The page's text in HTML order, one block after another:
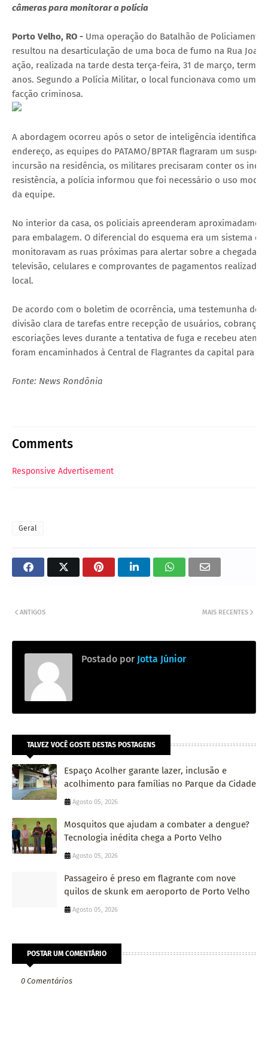
câmeras para monitorar a polícia
Porto Velho, RO - Uma operação do Batalhão de Policiamento
resultou na desarticulação de uma boca de fumo na Rua
ação, realizada na tarde desta terça-feira, 31 de março,
anos. Segundo a Polícia Militar, o local funcionava como um
facção criminosa.
A abordagem ocorreu após o setor de inteligência identificar
endereço, as equipes do PATAMO/BPTAR flagraram um
incursão na residência, os militares precisaram conter os
resistência, a polícia informou que foi necessário o uso
da equipe.
No interior da casa, os policiais apreenderam
para embalagem. O diferencial do esquema era um sistema
monitoravam as ruas próximas para alertar sobre a chegada
televisão, celulares e comprovantes de pagamentos
local.
De acordo com o boletim de ocorrência, uma testemunha
divisão clara de tarefas entre recepção de usuários,
escoriações leves durante a tentativa de fuga e recebeu
foram encaminhados à Central de Flagrantes da capital para
Fonte: News Rondônia
Comments
Responsive Advertisement
Geral
MAIS RECENTES
ANTIGOS
Postado por Jotta Júnior
TALVEZ VOCÊ GOSTE DESTAS POSTAGENS
Espaço Acolher garante lazer, inclusão e
acolhimento para famílias no Parque da Cidade
Agosto 05, 2026
Mosquitos que ajudam a combater a dengue?
Tecnologia inédita chega a Porto Velho
Agosto 05, 2026
Passageiro é preso em flagrante com nove
quilos de skunk em aeroporto de Porto Velho
Agosto 05, 2026
POSTAR UM COMENTÁRIO
0 Comentários